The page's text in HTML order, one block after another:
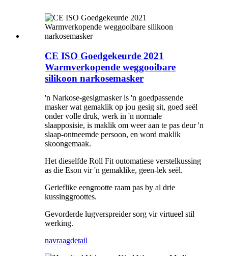
CE ISO Goedgekeurde 2021
Warmverkopende weggooibare
silikoon narkosemasker
'n Narkose-gesigmasker is 'n goedpassende
masker wat gemaklik op jou gesig sit, goed seël
onder volle druk, werk in 'n normale
slaapposisie, is maklik om weer aan te pas deur 'n
slaap-ontneemde persoon, en word maklik
skoongemaak.
Het dieselfde Roll Fit outomatiese verstelkussing
as die Eson vir 'n gemaklike, geen-lek seël.
Gerieflike eengrootte raam pas by al drie
kussinggroottes.
Gevorderde lugverspreider sorg vir virtueel stil
werking.
navraagdetail